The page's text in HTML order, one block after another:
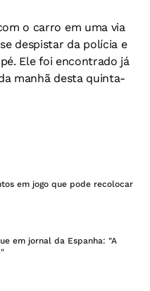
o carro em uma via
despistar da polícia e
Ele foi encontrado já
manhã desta quinta-
em jogo que pode recolocar
em jornal da Espanha: "A